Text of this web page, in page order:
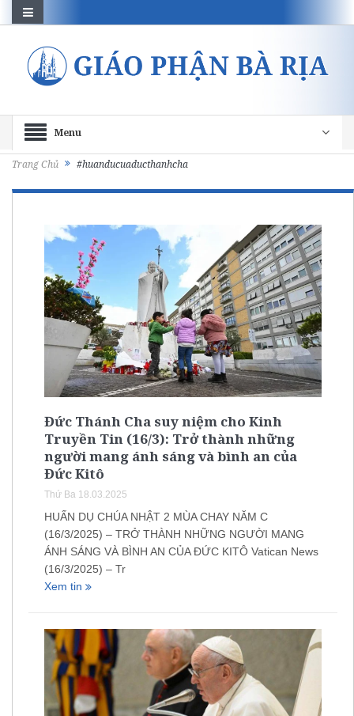
Menu
Trang Chủ #huanducuaducthanhcha
Đức Thánh Cha suy niệm cho Kinh
Truyền Tin (16/3): Trở thành những
người mang ánh sáng và bình an của
Đức Kitô
Thứ Ba 18.03.2025
HUẤN DỤ CHÚA NHẬT 2 MÙA CHAY NĂM C
(16/3/2025) – TRỞ THÀNH NHỮNG NGƯỜI MANG
ÁNH SÁNG VÀ BÌNH AN CỦA ĐỨC KITÔ Vatican News
(16/3/2025) – Tr
Xem tin